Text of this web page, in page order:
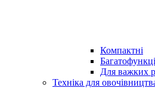
Компактні
Для важких
Техніка для